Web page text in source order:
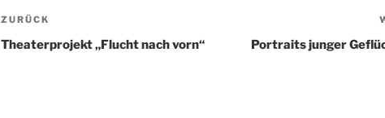
Beitragsnavigation
Vorheriger
Beitrag
ZURÜCK
Theaterprojekt „Flucht nach vorn“ Portraits junger